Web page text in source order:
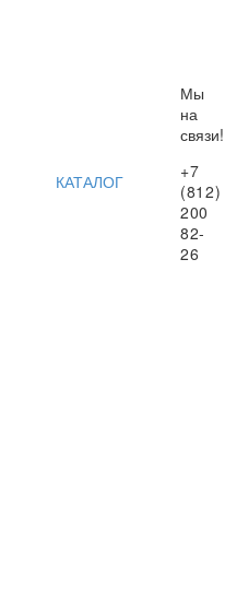
КАТАЛОГ
Мы
на
связи!
+7
(812)
200
82-
26